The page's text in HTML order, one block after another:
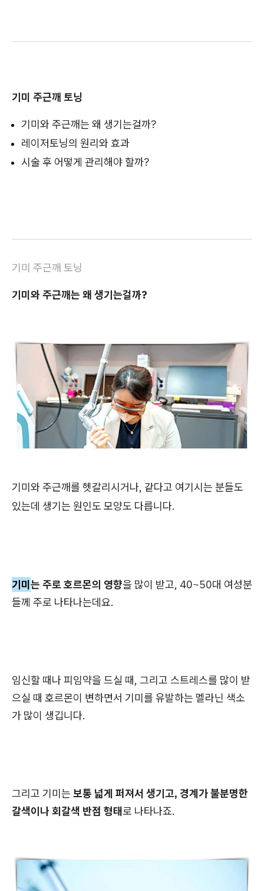
기미 주근깨 토닝
기미와 주근깨는 왜 생기는걸까?
레이저토닝의 원리와 효과
시술 후 어떻게 관리해야 할까?
기미 주근깨 토닝
기미와 주근깨는 왜 생기는걸까?
기미와 주근깨를 헷갈리시거나, 같다고 여기시는 분들도
있는데 생기는 원인도 모양도 다릅니다.
기미는 주로 호르몬의 영향을 많이 받고, 40~50대 여성분
들께 주로 나타나는데요.
임신할 때나 피임약을 드실 때, 그리고 스트레스를 많이 받
으실 때 호르몬이 변하면서 기미를 유발하는 멜라닌 색소
가 많이 생깁니다.
그리고 기미는 보통 넓게 퍼져서 생기고, 경계가 불분명한
갈색이나 회갈색 반점 형태로 나타나죠.